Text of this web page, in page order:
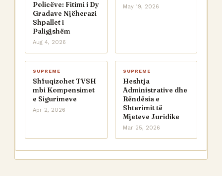
Policëve: Fitimi i Dy
Gradave Njëherazi
Shpallet i
Paligjshëm
Aug 4, 2026
May 19, 2026
SUPREME
Shfuqizohet TVSH
mbi Kompensimet
e Sigurimeve
Apr 2, 2026
SUPREME
Heshtja
Administrative dhe
Rëndësia e
Shterimit të
Mjeteve Juridike
Mar 25, 2026